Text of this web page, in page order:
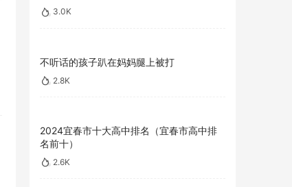
3.0K
不听话的孩子趴在妈妈腿上被打
2.8K
2024宜春市十大高中排名（宜春市高中排
名前十）
2.6K